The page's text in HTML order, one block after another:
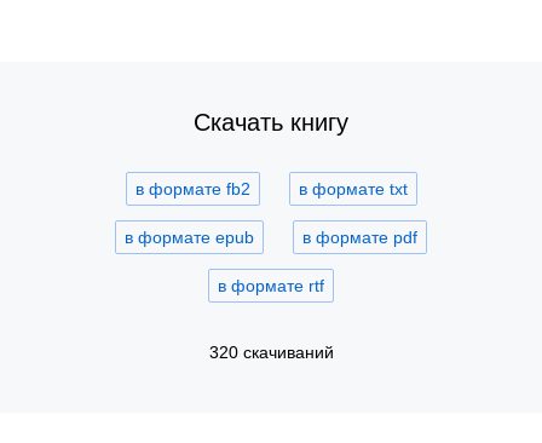
Скачать книгу
в формате fb2 в формате txt
в формате epub в формате pdf
в формате rtf
320 скачиваний